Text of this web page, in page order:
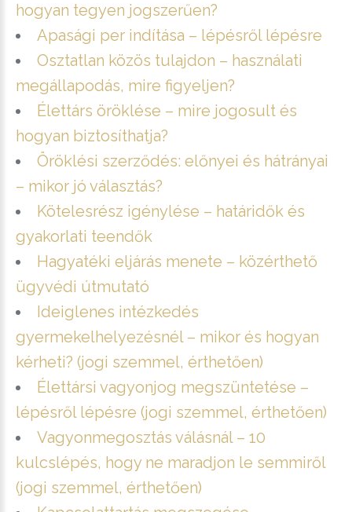
hogyan tegyen jogszerűen?
Apasági per indítása – lépésről lépésre
Osztatlan közös tulajdon – használati
megállapodás, mire figyeljen?
Élettárs öröklése – mire jogosult és
hogyan biztosíthatja?
Öröklési szerződés: előnyei és hátrányai
– mikor jó választás?
Kötelesrész igénylése – határidők és
gyakorlati teendők
Hagyatéki eljárás menete – közérthető
ügyvédi útmutató
Ideiglenes intézkedés
gyermekelhelyezésnél – mikor és hogyan
kérheti? (jogi szemmel, érthetően)
Élettársi vagyonjog megszüntetése –
lépésről lépésre (jogi szemmel, érthetően)
Vagyonmegosztás válásnál – 10
kulcslépés, hogy ne maradjon le semmiről
(jogi szemmel, érthetően)